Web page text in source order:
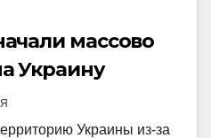
массово
Украину
Украины из-за